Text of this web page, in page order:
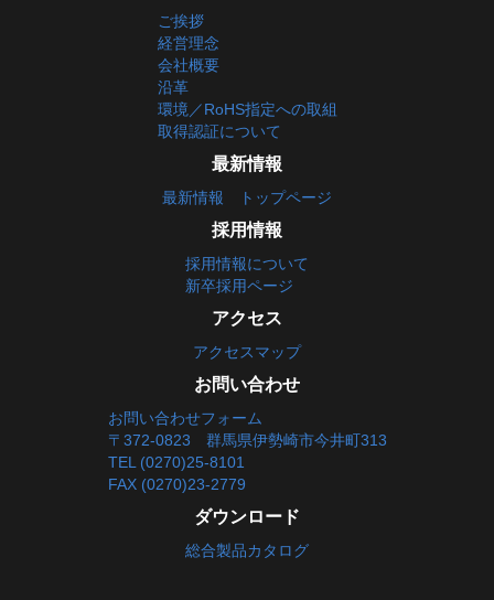
ご挨拶
経営理念
会社概要
沿革
環境／RoHS指定への取組
取得認証について
最新情報
最新情報 トップページ
採用情報
採用情報について
新卒採用ページ
アクセス
アクセスマップ
お問い合わせ
お問い合わせフォーム
〒372-0823 群馬県伊勢崎市今井町313
TEL (0270)25-8101
FAX (0270)23-2779
ダウンロード
総合製品カタログ